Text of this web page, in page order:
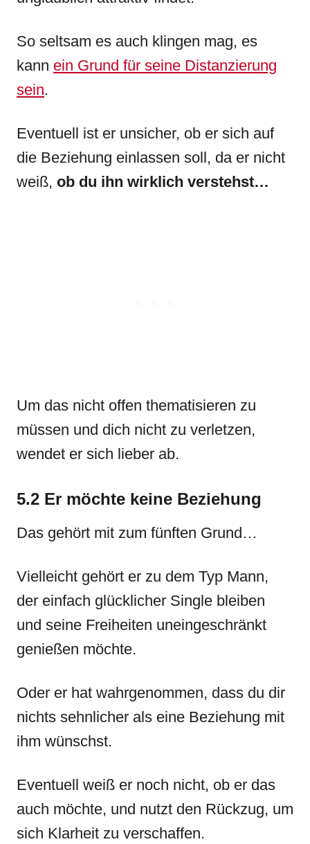
So seltsam es auch klingen mag, es
kann ein Grund für seine Distanzierung
sein.
Eventuell ist er unsicher, ob er sich auf
die Beziehung einlassen soll, da er nicht
weiß, ob du ihn wirklich verstehst…
Um das nicht offen thematisieren zu
müssen und dich nicht zu verletzen,
wendet er sich lieber ab.
5.2 Er möchte keine Beziehung
Das gehört mit zum fünften Grund…
Vielleicht gehört er zu dem Typ Mann,
der einfach glücklicher Single bleiben
und seine Freiheiten uneingeschränkt
genießen möchte.
Oder er hat wahrgenommen, dass du dir
nichts sehnlicher als eine Beziehung mit
ihm wünschst.
Eventuell weiß er noch nicht, ob er das
auch möchte, und nutzt den Rückzug, um
sich Klarheit zu verschaffen.